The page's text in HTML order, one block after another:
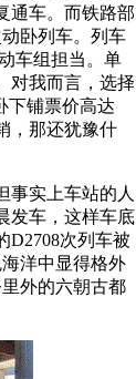
通车。而铁路部
卧列车。列车
车组担当。单
对我而言，选择
下铺票价高达
，那还犹豫什
事实上车站的人
发车，这样车底
D2708次列车被
洋中显得格外
外的六朝古都